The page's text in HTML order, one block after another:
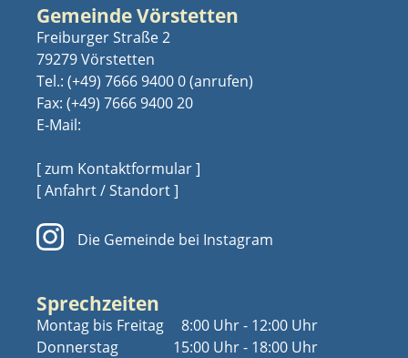
Gemeinde Vörstetten
Freiburger Straße 2
79279 Vörstetten
Tel.: (+49) 7666 9400 0
Fax: (+49) 7666 9400 20
E-Mail:
[ zum Kontaktformular ]
[ Anfahrt / Standort ]
Die Gemeinde bei Instagram
Sprechzeiten
Montag bis Freitag
Donnerstag
8:00 Uhr - 12:00 Uhr
15:00 Uhr - 18:00 Uhr